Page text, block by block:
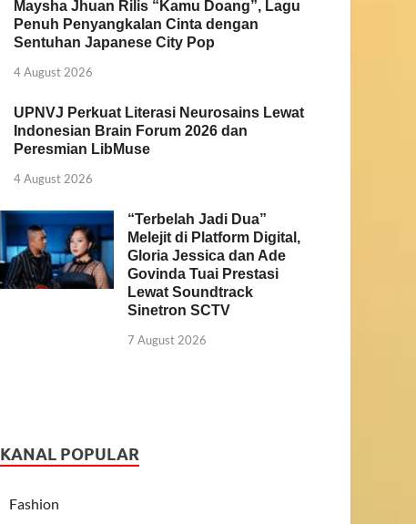
Maysha Jhuan Rilis “Kamu Doang”, Lagu
Penuh Penyangkalan Cinta dengan
Sentuhan Japanese City Pop
4 August 2026
UPNVJ Perkuat Literasi Neurosains Lewat
Indonesian Brain Forum 2026 dan
Peresmian LibMuse
4 August 2026
“Terbelah Jadi Dua”
Melejit di Platform Digital,
Gloria Jessica dan Ade
Govinda Tuai Prestasi
Lewat Soundtrack
Sinetron SCTV
7 August 2026
KANAL POPULAR
Fashion